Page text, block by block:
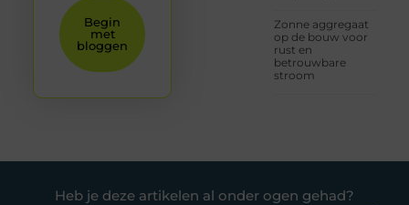
Zonne aggregaat
op de bouw voor
rust en
betrouwbare
stroom
Begin
met
bloggen
Heb je deze artikelen al onder ogen gehad?